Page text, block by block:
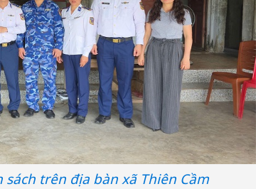
trên địa bàn xã Thiên Cầm